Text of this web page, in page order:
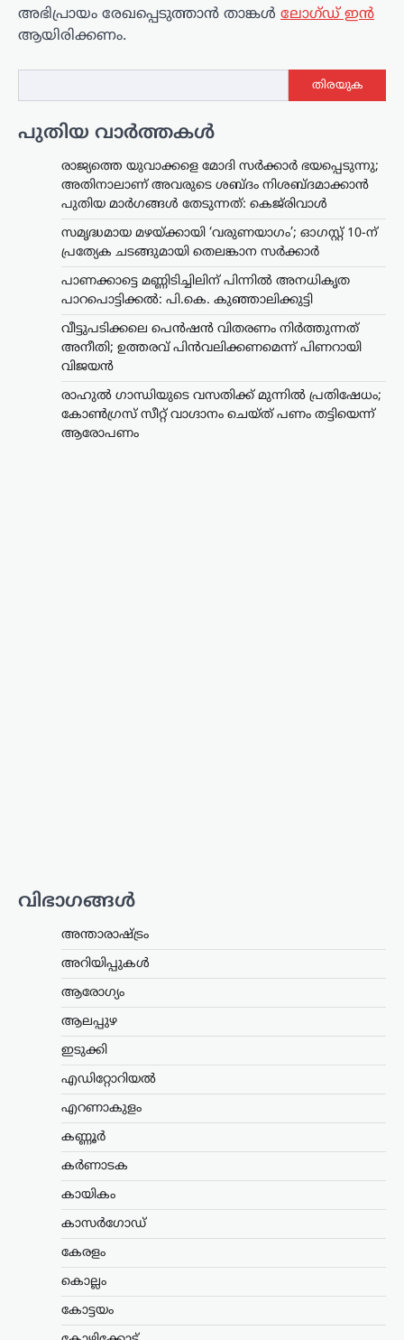
അഭിപ്രായം രേഖപ്പെടുത്താ‍ൻ താങ്കൾ ലോഗ്ഡ് ഇൻ
ആയിരിക്കണം.
തിരയുക
പുതിയ വാർത്തകൾ
രാജ്യത്തെ യുവാക്കളെ മോദി സർക്കാർ ഭയപ്പെടുന്നു;
അതിനാലാണ് അവരുടെ ശബ്ദം നിശബ്ദമാക്കാൻ
പുതിയ മാർഗങ്ങൾ തേടുന്നത്: കെജ്‌രിവാൾ
സമൃദ്ധമായ മഴയ്ക്കായി ‘വരുണയാഗം’; ഓഗസ്റ്റ് 10-ന്
പ്രത്യേക ചടങ്ങുമായി തെലങ്കാന സർക്കാർ
പാണക്കാട്ടെ മണ്ണിടിച്ചിലിന് പിന്നിൽ അനധികൃത
പാറപൊട്ടിക്കൽ: പി.കെ. കുഞ്ഞാലിക്കുട്ടി
വീട്ടുപടിക്കലെ പെൻഷൻ വിതരണം നിർത്തുന്നത്
അനീതി; ഉത്തരവ് പിൻവലിക്കണമെന്ന് പിണറായി
വിജയൻ
രാഹുൽ ഗാന്ധിയുടെ വസതിക്ക് മുന്നിൽ പ്രതിഷേധം;
കോൺഗ്രസ് സീറ്റ് വാഗ്ദാനം ചെയ്ത് പണം തട്ടിയെന്ന്
ആരോപണം
വിഭാഗങ്ങൾ
അന്താരാഷ്ട്രം
അറിയിപ്പുകൾ
ആരോഗ്യം
ആലപ്പുഴ
ഇടുക്കി
എഡിറ്റോറിയൽ
എറണാകുളം
കണ്ണൂർ
കർണാടക
കായികം
കാസർഗോഡ്
കേരളം
കൊല്ലം
കോട്ടയം
അര്‍ജുന്‍ ആയങ്കിക്കായി
വേഗത്തില്‍ പിടികൂടാന്‍
നിര്‍ദേശം നല്‍കി രമേശ്
ചെന്നിത്തല
ന്യൂസ് ഡെസ്ക്
ഓഗസ്റ്റ്‌ 7, 2026
പൊലീസിനെ പരസ്യമായി വെല്ലുവിളിച്ച
പിടികൂടാന്‍ ആഭ്യന്തരമന്ത്രി രമേശ്
ചെന്നിത്തല നിര്‍ദേശം നല്‍കിയതിനെ
തുടര്‍ന്ന് സംസ്ഥാനത്ത് പൊലീസ്
പരിശോധന ശക്തമാക്കി.
ട്രെൻഡിംഗ്,ദേശീയം,ലേറ്റസ്റ്റ് ന്യൂസ്
ഫണ്ടിൽ ക്രമക്കേടില്ലെന്ന്
സർക്കാർ; 3,300 കോടി
രൂപയുടെ കണക്കുകൾ